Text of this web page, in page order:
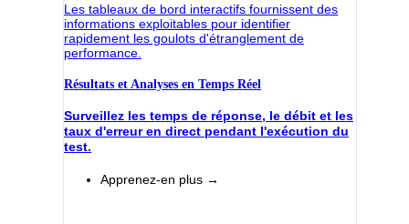
Les tableaux de bord interactifs fournissent des
informations exploitables pour identifier
rapidement les goulots d'étranglement de
performance.
Résultats et Analyses en Temps Réel
Surveillez les temps de réponse, le débit et les
taux d'erreur en direct pendant l'exécution du
test.
Apprenez-en plus →